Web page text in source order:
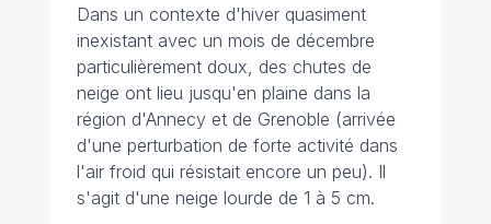
Dans un contexte d'hiver quasiment
inexistant avec un mois de décembre
particulièrement doux, des chutes de
neige ont lieu jusqu'en plaine dans la
région d'Annecy et de Grenoble (arrivée
d'une perturbation de forte activité dans
l'air froid qui résistait encore un peu). Il
s'agit d'une neige lourde de 1 à 5 cm.